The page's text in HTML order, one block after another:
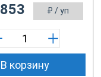
₽ / уп
853
В корзину